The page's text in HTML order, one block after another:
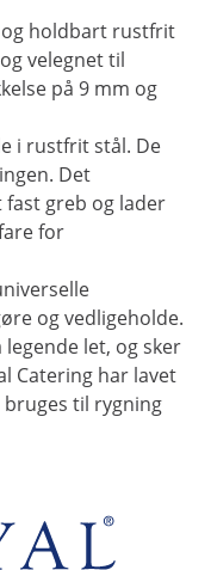
holdbart rustfrit
velegnet til
på 9 mm og
i rustfrit stål. De
Det
greb og lader
for
og vedligeholde.
let, og sker
Catering har lavet
til rygning